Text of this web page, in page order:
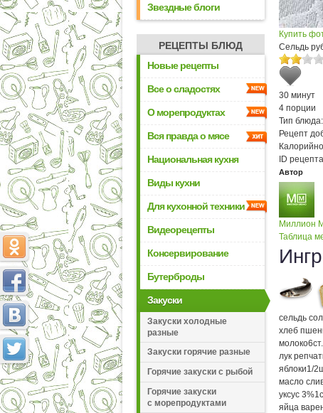
Звездные блоги
РЕЦЕПТЫ БЛЮД
Новые рецепты
Все о сладостях
О морепродуктах
Вся правда о мясе
Национальная кухня
Виды кухни
Для кухонной техники
Видеорецепты
Консервирование
Бутерброды
Закуски
Закуски холодные
разные
Закуски горячие разные
Горячие закуски с рыбой
Горячие закуски
с морепродуктами
Купить
Сельдь
30 минут
4 порции
Тип блюда:
Рецепт
ID
Автор
Миллион
Таблица
сельдь
хлеб
молоко6
лук
яблоки1/2
масло
уксус 3%1
яйца